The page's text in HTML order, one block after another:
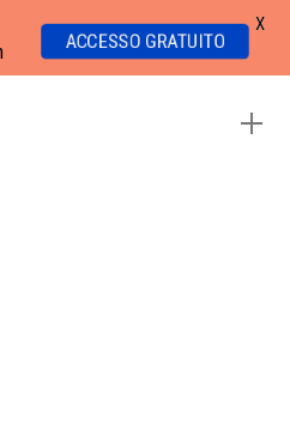
ACCESSO GRATUITO
X